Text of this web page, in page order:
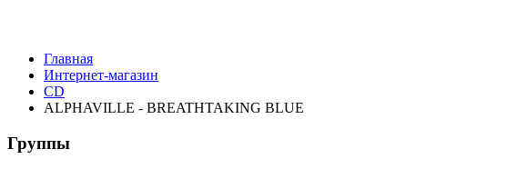
Главная
Интернет-магазин
CD
ALPHAVILLE - BREATHTAKING BLUE
Группы